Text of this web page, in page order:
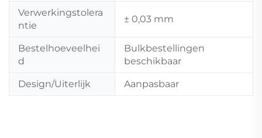
Verwerkingstolera
ntie
± 0,03 mm
Bestelhoeveelhei
d
Bulkbestellingen
beschikbaar
Design/Uiterlijk Aanpasbaar